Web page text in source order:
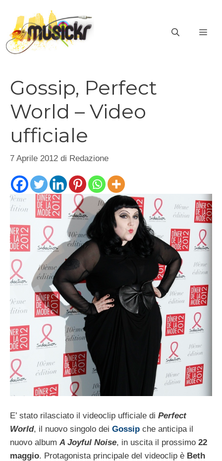
contenuto
Gossip, Perfect
World – Video
ufficiale
7 Aprile 2012 di Redazione
E’ stato rilasciato il videoclip ufficiale di Perfect
World, il nuovo singolo dei Gossip che anticipa il
nuovo album A Joyful Noise, in uscita il prossimo 22
maggio. Protagonista principale del videoclip è Beth